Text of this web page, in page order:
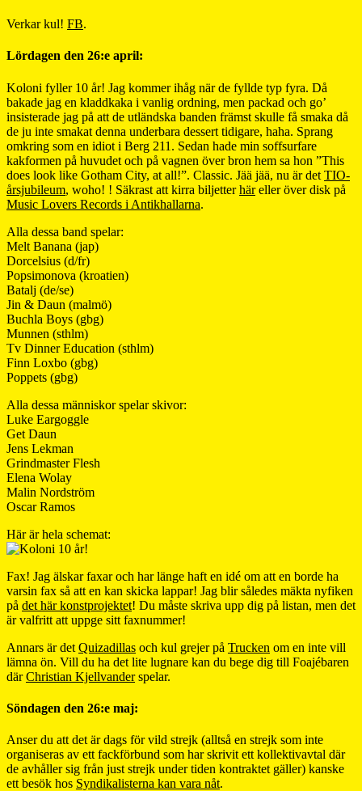
Verkar kul! FB.
Lördagen den 26:e april:
Koloni fyller 10 år! Jag kommer ihåg när de fyllde typ fyra. Då
bakade jag en kladdkaka i vanlig ordning, men packad och go’
insisterade jag på att de utländska banden främst skulle få smaka då
de ju inte smakat denna underbara dessert tidigare, haha. Sprang
omkring som en idiot i Berg 211. Sedan hade min soffsurfare
kakformen på huvudet och på vagnen över bron hem sa hon ”This
does look like Gotham City, at all!”. Classic. Jää jää, nu är det TIO-
årsjubileum, woho! ! Säkrast att kirra biljetterhäreller över disk på
Music Lovers Records i Antikhallarna.
Alla dessa band spelar:
Melt Banana (jap)
Dorcelsius (d/fr)
Popsimonova (kroatien)
Batalj (de/se)
Jin & Daun (malmö)
Buchla Boys (gbg)
Munnen (sthlm)
Tv Dinner Education (sthlm)
Finn Loxbo (gbg)
Poppets (gbg)
Alla dessa människor spelar skivor:
Luke Eargoggle
Get Daun
Jens Lekman
Grindmaster Flesh
Elena Wolay
Malin Nordström
Oscar Ramos
Här är hela schemat:
Fax! Jag älskar faxar och har länge haft en idé om att en borde ha
varsin fax så att en kan skicka lappar! Jag blir således mäkta nyfiken
på det här konstprojektet! Du måste skriva upp dig på listan, men det
är valfritt att uppge sitt faxnummer!
Annars är det Quizadillas och kul grejer på Trucken om en inte vill
lämna ön. Vill du ha det lite lugnare kan du bege dig till Foajébaren
därChristian Kjellvanderspelar.
Söndagen den 26:e maj:
Anser du att det är dags för vild strejk (alltså en strejk som inte
organiseras av ett fackförbund som har skrivit ett kollektivavtal där
de avhåller sig från just strejk under tiden kontraktet gäller) kanske
ett besök hos Syndikalisterna kan vara nåt.